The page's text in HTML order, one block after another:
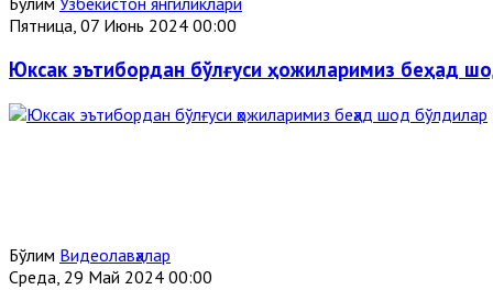
Пятница, 07 Июнь 2024 00:00
Юксак эътибордан бўлғуси ҳожиларимиз беҳад
Бўлим Видеолавҳалар
Среда, 29 Май 2024 00:00